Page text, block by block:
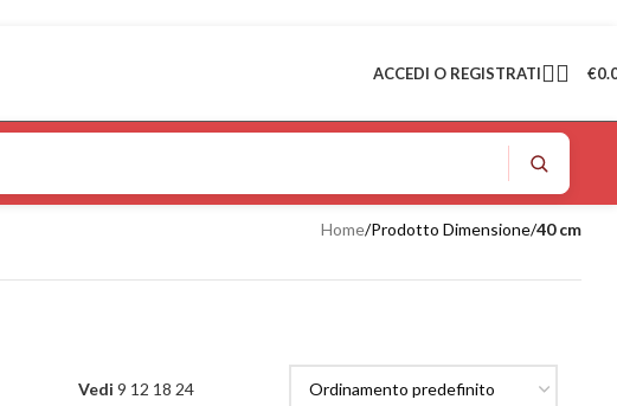
ACCEDI O REGISTRATI €
Home/Prodotto Dimensione/40 cm
Vedi 9 12 18 24